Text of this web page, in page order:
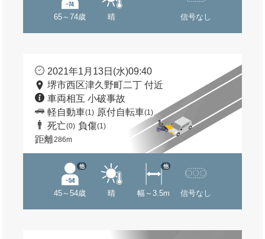
65～74歳 晴 信号なし
2021年1月13日(水)09:40
堺市西区津久野町二丁 付近
車両相互 小破事故
軽自動車(1) 原付自転車(1)
死亡(0) 負傷(1)
距離286m
45～54歳
他
晴 幅～3.5m
他
信号なし